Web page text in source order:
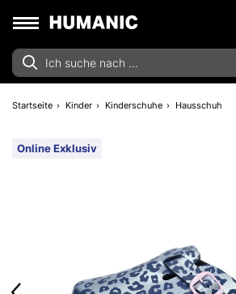
Startseite Kinder Kinderschuhe Hausschuh
Online Exklusiv